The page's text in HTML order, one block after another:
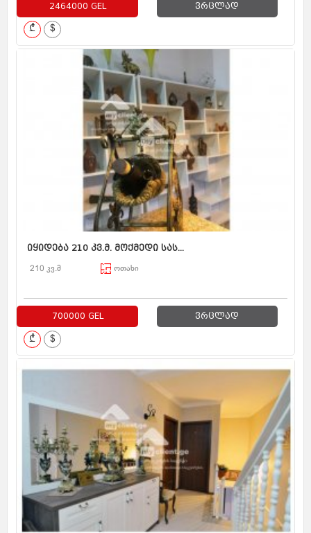
2464000 GEL ვრცლად
₾ $
იყიდება 210 კვ.მ. მოქმედი სას...
210 კვ.მ ოთახი
700000 GEL ვრცლად
₾ $